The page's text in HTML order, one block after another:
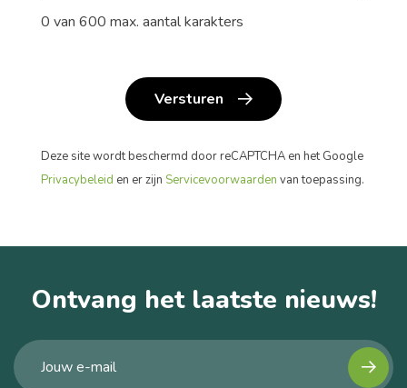
0 van 600 max. aantal karakters
Versturen
Deze site wordt beschermd door reCAPTCHA en het Google
Privacybeleid en er zijn Servicevoorwaarden van toepassing.
Ontvang het laatste nieuws!